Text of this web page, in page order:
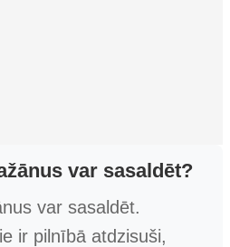
var sasaldēt?
var sasaldēt.
ir pilnībā atdzisuši,